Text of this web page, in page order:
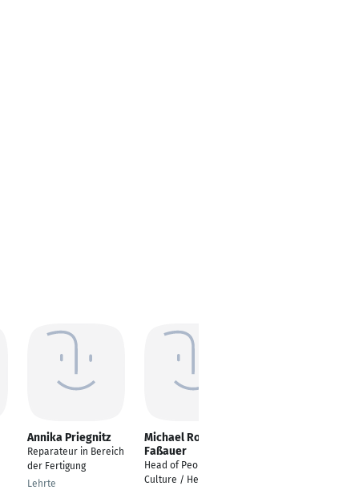
Annika Priegnitz
Reparateur in Bereich
der Fertigung
Lehrte
Michael Rogers-
Faßauer
Head of People &
Culture / Head of HR